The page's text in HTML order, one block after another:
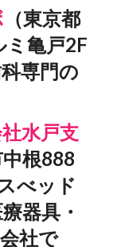
（東京都
ミ亀戸2F
専門の
水戸支
中根888
べッド
器具・
社で